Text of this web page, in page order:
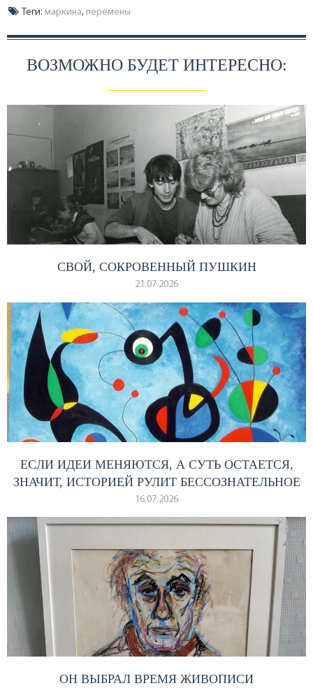
Теги: маркина, перемены
ВОЗМОЖНО БУДЕТ ИНТЕРЕСНО:
СВОЙ, СОКРОВЕННЫЙ ПУШКИН
21.07.2026
ЕСЛИ ИДЕИ МЕНЯЮТСЯ, А СУТЬ ОСТАЕТСЯ,
ЗНАЧИТ, ИСТОРИЕЙ РУЛИТ БЕССОЗНАТЕЛЬНОЕ
16.07.2026
ОН ВЫБРАЛ ВРЕМЯ ЖИВОПИСИ